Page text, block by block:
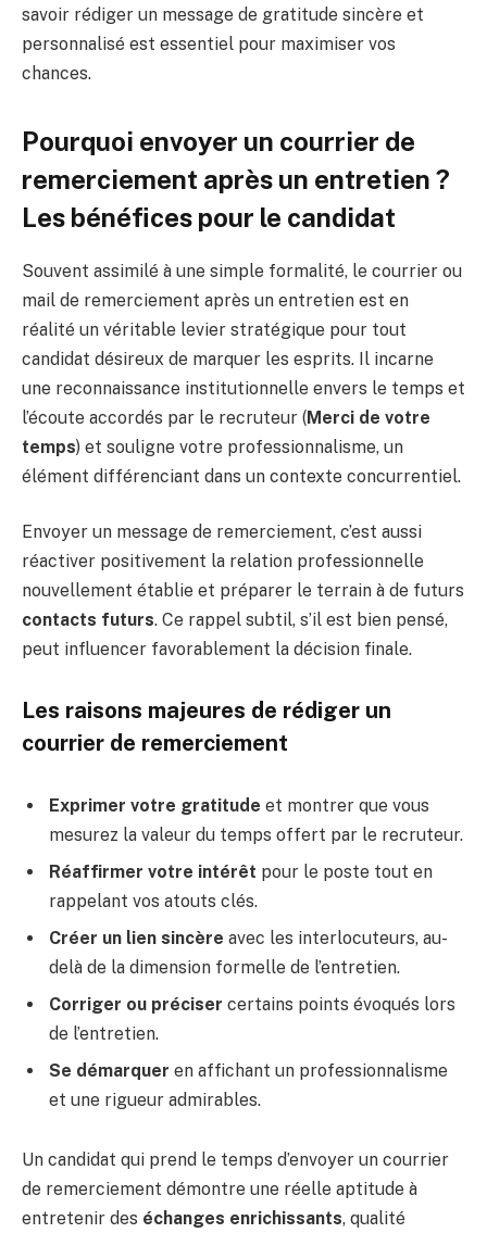
savoir rédiger un message de gratitude sincère et
personnalisé est essentiel pour maximiser vos
chances.
Pourquoi envoyer un courrier de
remerciement après un entretien ?
Les bénéfices pour le candidat
Souvent assimilé à une simple formalité, le courrier ou
mail de remerciement après un entretien est en
réalité un véritable levier stratégique pour tout
candidat désireux de marquer les esprits. Il incarne
une reconnaissance institutionnelle envers le temps et
l’écoute accordés par le recruteur (Merci de votre
temps) et souligne votre professionnalisme, un
élément différenciant dans un contexte concurrentiel.
Envoyer un message de remerciement, c’est aussi
réactiver positivement la relation professionnelle
nouvellement établie et préparer le terrain à de futurs
contacts futurs. Ce rappel subtil, s’il est bien pensé,
peut influencer favorablement la décision finale.
Les raisons majeures de rédiger un
courrier de remerciement
Exprimer votre gratitude et montrer que vous
mesurez la valeur du temps offert par le recruteur.
Réaffirmer votre intérêt pour le poste tout en
rappelant vos atouts clés.
Créer un lien sincère avec les interlocuteurs, au-
delà de la dimension formelle de l’entretien.
Corriger ou préciser certains points évoqués lors
de l’entretien.
Se démarquer en affichant un professionnalisme
et une rigueur admirables.
Un candidat qui prend le temps d’envoyer un courrier
de remerciement démontre une réelle aptitude à
entretenir des échanges enrichissants, qualité